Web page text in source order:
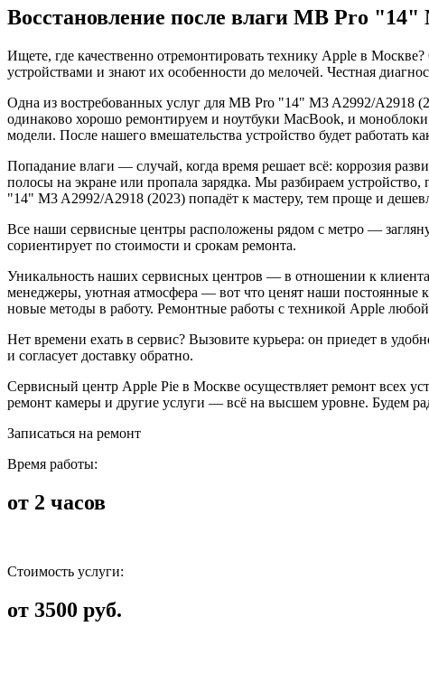
Восстановление после влаги MB Pro "14"
Ищете, где качественно отремонтировать технику Apple в
устройствами и знают их особенности до мелочей. Честная
Одна из востребованных услуг для MB Pro "14" M3 A2992/A2918
одинаково хорошо ремонтируем и ноутбуки MacBook, и
модели. После нашего вмешательства устройство будет работать
Попадание влаги — случай, когда время решает всё: коррозия
полосы на экране или пропала зарядка. Мы разбираем
"14" M3 A2992/A2918 (2023) попадёт к мастеру, тем проще и
Все наши сервисные центры расположены рядом с метро —
сориентирует по стоимости и срокам ремонта.
Уникальность наших сервисных центров — в отношении к
менеджеры, уютная атмосфера — вот что ценят наши постоянные
новые методы в работу. Ремонтные работы с техникой Apple
Нет времени ехать в сервис? Вызовите курьера: он приедет в
и согласует доставку обратно.
Сервисный центр Apple Pie в Москве осуществляет ремонт всех
ремонт камеры и другие услуги — всё на высшем уровне. Будем
Записаться на ремонт
Время работы:
от 2 часов
Стоимость услуги:
от 3500 руб.